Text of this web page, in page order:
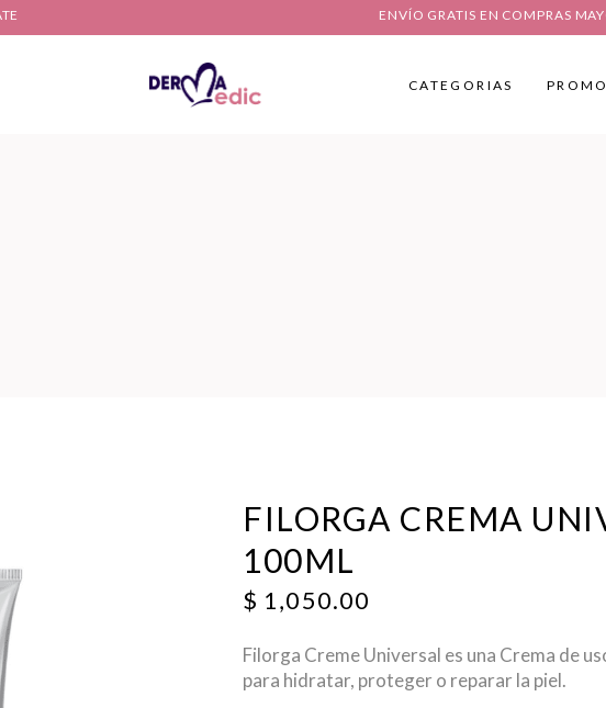
ENVÍO GRATIS EN COMPRAS
No products in the
CATEGORIAS
FILORGA CREMA
100ML
$ 1,050.00
Filorga Creme Universal es una Crema de
para hidratar, proteger o reparar la piel.